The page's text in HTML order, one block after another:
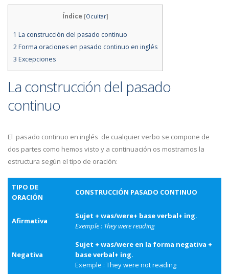
Índice [Ocultar]
1 La construcción del pasado continuo
2Forma oraciones en pasado continuo en inglés
3 Excepciones
La construcción del pasado
continuo
El pasado continuo en inglés de cualquier verbo se compone de
dos partes como hemos visto y a continuación os mostramos la
estructura según el tipo de oración:
TIPO DE
ORACIÓN
CONSTRUCCIÓN PASADO CONTINUO
Afirmativa
Sujet + was/were+ base verbal+ ing.
Exemple : They were reading
Negativa
Sujet + was/were en la forma negativa +
base verbal+ ing.
Exemple : They were not reading